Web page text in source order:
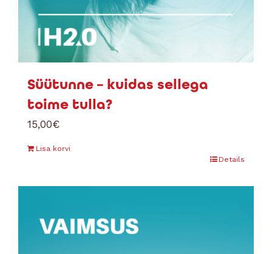
Süütunne – kuidas sellega
toime tulla?
15,00€
Lisa korvi
Details